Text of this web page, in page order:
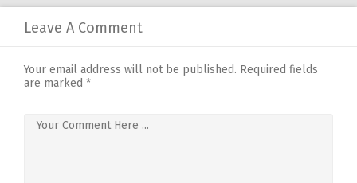
Leave A Comment
Your email address will not be published. Required fields
are marked *